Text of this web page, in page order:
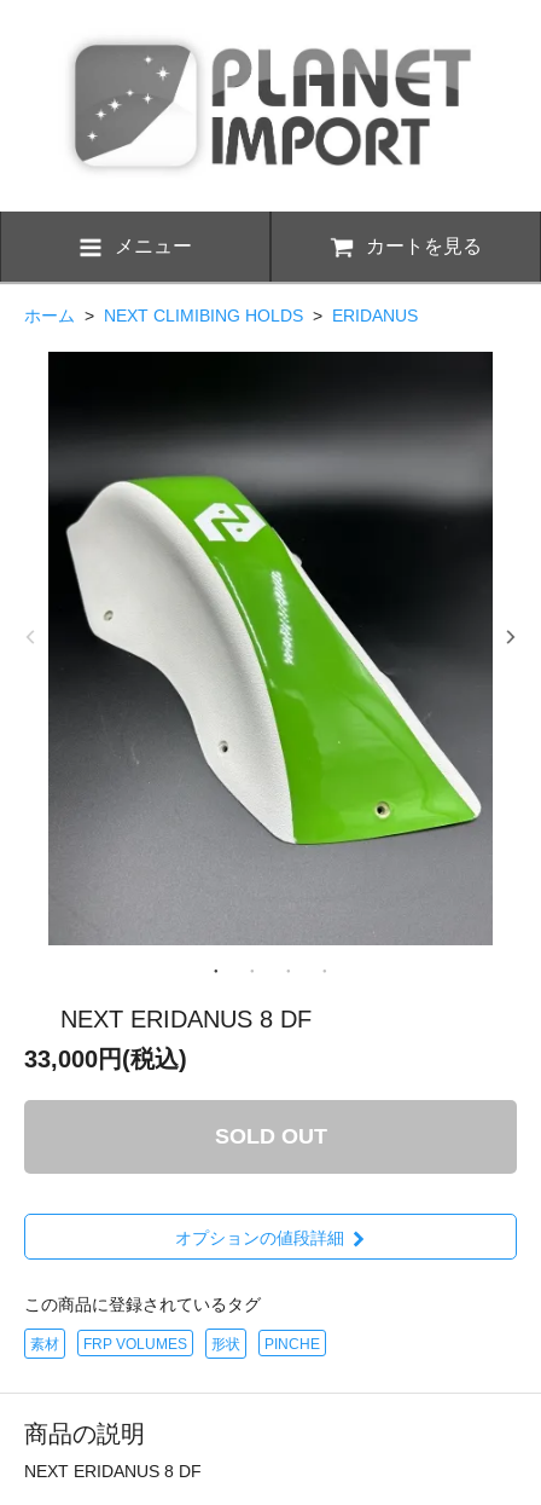
メニュー カートを見る
ホーム > NEXT CLIMIBING HOLDS > ERIDANUS
NEXT ERIDANUS 8 DF
33,000円(税込)
SOLD OUT
オプションの値段詳細
この商品に登録されているタグ
素材 FRP VOLUMES 形状 PINCHE
商品の説明
NEXT ERIDANUS 8 DF